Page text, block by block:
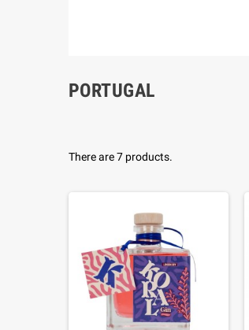
PORTUGAL
There are 7 products.